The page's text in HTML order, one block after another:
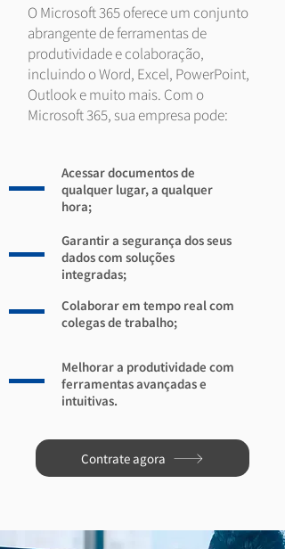
O Microsoft 365 oferece um conjunto
abrangente de ferramentas de
produtividade e colaboração,
incluindo o Word, Excel, PowerPoint,
Outlook e muito mais. Com o
Microsoft 365, sua empresa pode:
Acessar documentos de
qualquer lugar, a qualquer
hora;
Garantir a segurança dos seus
dados com soluções
integradas;
Colaborar em tempo real com
colegas de trabalho;
Melhorar a produtividade com
ferramentas avançadas e
intuitivas.
Contrate agora